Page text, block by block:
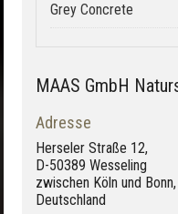
Grey Concrete
MAAS GmbH
Adresse
Herseler Straße 12,
D-50389 Wesseling
zwischen Köln und Bonn,
Deutschland